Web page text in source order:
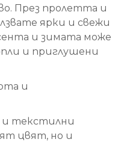
През пролетта и
ярки и свежи
и зимата може
и приглушени
и
и текстилни
цвят, но и